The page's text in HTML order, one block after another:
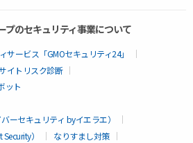
プのセキュリティ事業について
ービス「GMOセキュリティ24」
イトリスク診断
ット
ーセキュリティ byイエラエ）
）
なりすまし対策